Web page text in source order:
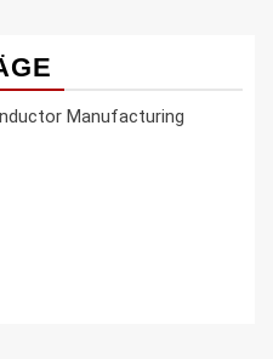
Manufacturing